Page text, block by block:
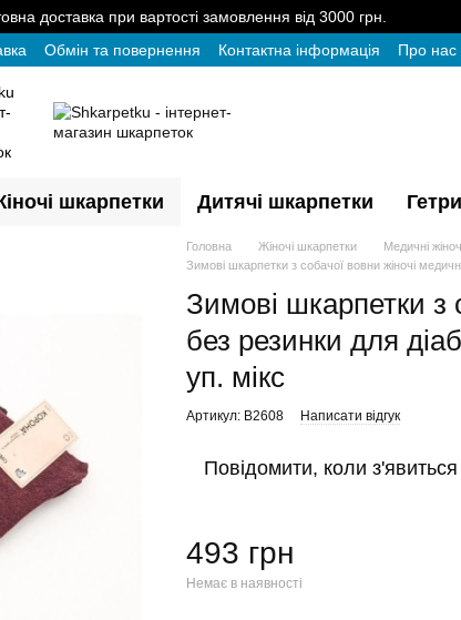
доставка при вартості замовлення від 3000 грн.
Обмін та повернення Контактна інформація Про нас
шкарпетки Дитячі шкарпетки
Головна Жіночі шкарпетки Медичні
Зимові шкарпетки з собачої вовни жіночі
Зимові шкарпетки з
без резинки для
уп. мікс
Артикул: B2608 Написати відгук
Повідомити, коли з'явиться
493 грн
Немає в наявності